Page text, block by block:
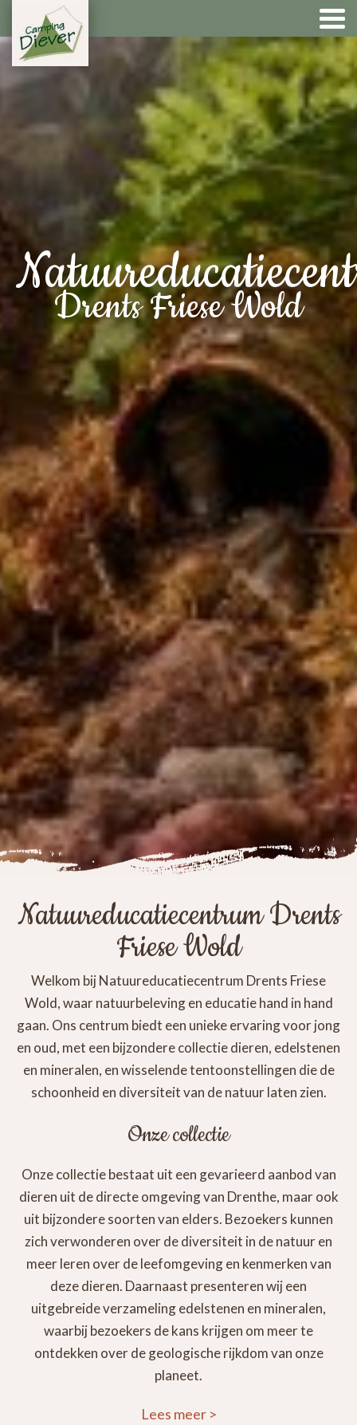
Drents Friese Wold
Natuureducatiecentrum Drents
Friese Wold
Welkom bij Natuureducatiecentrum Drents Friese
Wold, waar natuurbeleving en educatie hand in hand
gaan. Ons centrum biedt een unieke ervaring voor jong
en oud, met een bijzondere collectie dieren, edelstenen
en mineralen, en wisselende tentoonstellingen die de
schoonheid en diversiteit van de natuur laten zien.
Onze collectie
Onze collectie bestaat uit een gevarieerd aanbod van
dieren uit de directe omgeving van Drenthe, maar ook
uit bijzondere soorten van elders. Bezoekers kunnen
zich verwonderen over de diversiteit in de natuur en
meer leren over de leefomgeving en kenmerken van
deze dieren. Daarnaast presenteren wij een
uitgebreide verzameling edelstenen en mineralen,
waarbij bezoekers de kans krijgen om meer te
ontdekken over de geologische rijkdom van onze
planeet.
Lees meer >